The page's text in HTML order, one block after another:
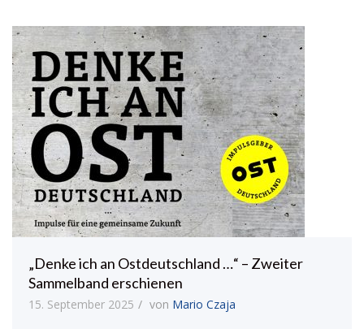
„Denke ich an Ostdeutschland …“ – Zweiter
Sammelband erschienen
15. September 2025 von Mario Czaja